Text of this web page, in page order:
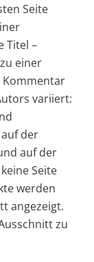
Seite
Titel –
einer
variiert:
der
auf der
Seite
werden
angezeigt.
zu